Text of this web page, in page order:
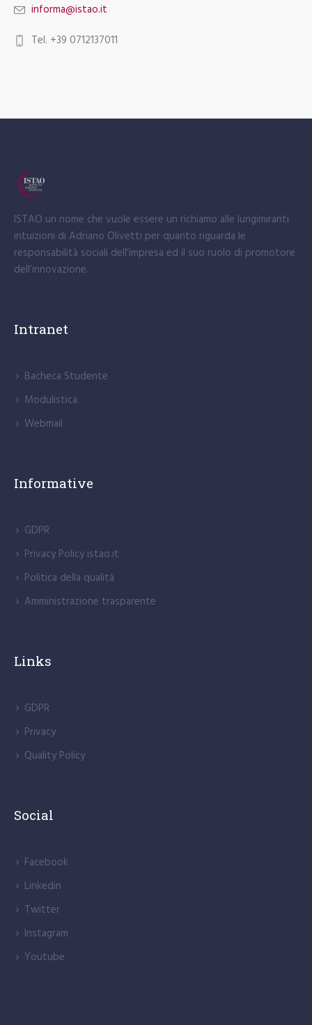
informa@istao.it
Tel. +39 0712137011
ISTAO un nome che vuole essere un richiamo alle lungimiranti
intuizioni di Adriano Olivetti per quanto riguarda le
responsabilità sociali dell’impresa ed il suo ruolo di promotore
dell’innovazione.
Intranet
Bacheca Studente
Modulistica
Webmail
Informative
GDPR
Privacy Policy istao.it
Politica della qualità
Amministrazione trasparente
Links
GDPR
Privacy
Quality Policy
Social
Facebook
Linkedin
Twitter
Instagram
Youtube